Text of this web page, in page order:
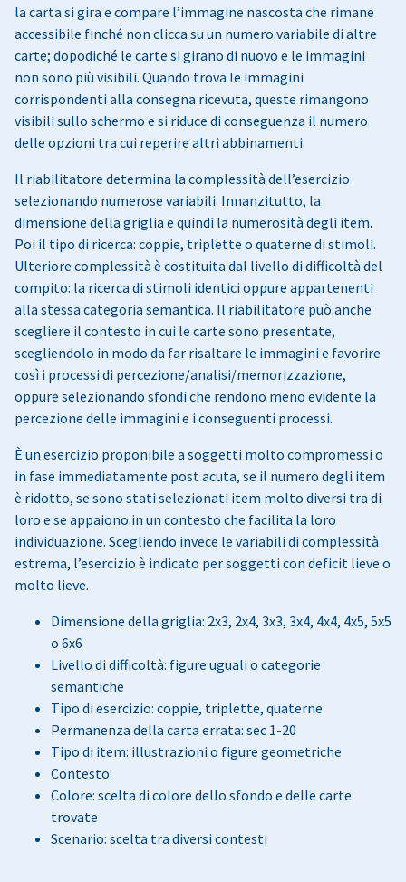
la carta si gira e compare l’immagine nascosta che rimane
accessibile finché non clicca su un numero variabile di altre
carte; dopodiché le carte si girano di nuovo e le immagini
non sono più visibili. Quando trova le immagini
corrispondenti alla consegna ricevuta, queste rimangono
visibili sullo schermo e si riduce di conseguenza il numero
delle opzioni tra cui reperire altri abbinamenti.
Il riabilitatore determina la complessità dell’esercizio
selezionando numerose variabili. Innanzitutto, la
dimensione della griglia e quindi la numerosità degli item.
Poi il tipo di ricerca: coppie, triplette o quaterne di stimoli.
Ulteriore complessità è costituita dal livello di difficoltà del
compito: la ricerca di stimoli identici oppure appartenenti
alla stessa categoria semantica. Il riabilitatore può anche
scegliere il contesto in cui le carte sono presentate,
scegliendolo in modo da far risaltare le immagini e favorire
così i processi di percezione/analisi/memorizzazione,
oppure selezionando sfondi che rendono meno evidente la
percezione delle immagini e i conseguenti processi.
È un esercizio proponibile a soggetti molto compromessi o
in fase immediatamente post acuta, se il numero degli item
è ridotto, se sono stati selezionati item molto diversi tra di
loro e se appaiono in un contesto che facilita la loro
individuazione. Scegliendo invece le variabili di complessità
estrema, l’esercizio è indicato per soggetti con deficit lieve o
molto lieve.
Dimensione della griglia: 2x3, 2x4, 3x3, 3x4, 4x4, 4x5, 5x5
o 6x6
Livello di difficoltà: figure uguali o categorie
semantiche
Tipo di esercizio: coppie, triplette, quaterne
Permanenza della carta errata: sec 1-20
Tipo di item: illustrazioni o figure geometriche
Contesto:
Colore: scelta di colore dello sfondo e delle carte
trovate
Scenario: scelta tra diversi contesti